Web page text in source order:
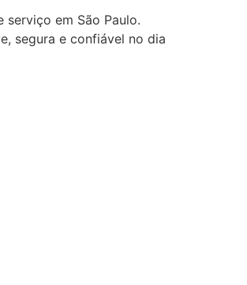
em São Paulo.
segura e confiável no dia